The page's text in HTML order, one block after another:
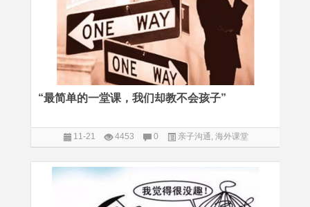
“最简单的一堂课，我们却教不会孩子”
11-21 4453 0 亲子沟通, 海外课堂